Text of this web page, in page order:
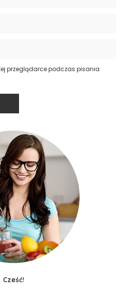
przeglądarce podczas pisania
Cześć!